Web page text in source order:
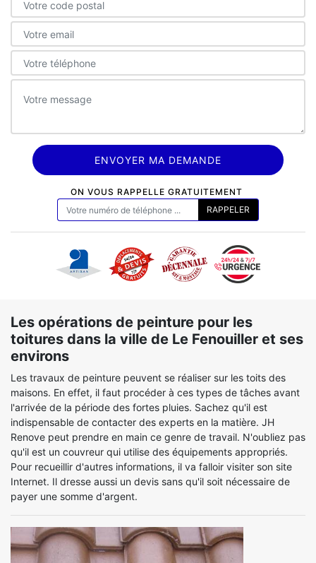
ON VOUS RAPPELLE GRATUITEMENT
Les opérations de peinture pour les
toitures dans la ville de Le Fenouiller et ses
environs
Les travaux de peinture peuvent se réaliser sur les toits des
maisons. En effet, il faut procéder à ces types de tâches avant
l'arrivée de la période des fortes pluies. Sachez qu'il est
indispensable de contacter des experts en la matière. JH
Renove peut prendre en main ce genre de travail. N'oubliez pas
qu'il est un couvreur qui utilise des équipements appropriés.
Pour recueillir d'autres informations, il va falloir visiter son site
Internet. Il dresse aussi un devis sans qu'il soit nécessaire de
payer une somme d'argent.